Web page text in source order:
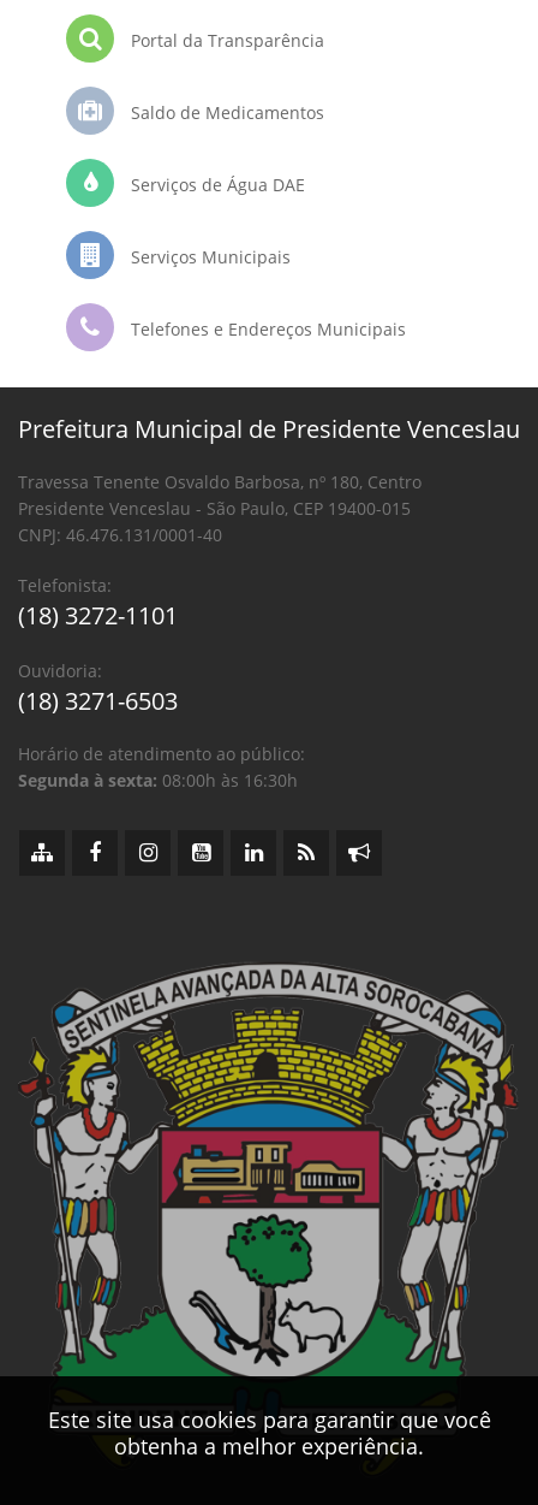
Portal da Transparência
Saldo de Medicamentos
Serviços de Água DAE
Serviços Municipais
Telefones e Endereços Municipais
Este site usa cookies para garantir que você
obtenha a melhor experiência.
Prefeitura Municipal de Presidente Venceslau
Travessa Tenente Osvaldo Barbosa, nº 180, Centro
Presidente Venceslau - São Paulo, CEP 19400-015
CNPJ: 46.476.131/0001-40
Telefonista:
(18) 3272-1101
Ouvidoria:
(18) 3271-6503
Horário de atendimento ao público:
Segunda à sexta: 08:00h às 16:30h